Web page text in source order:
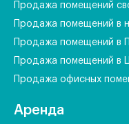
Продажа помещений
Продажа помещений в
Продажа помещений в
Продажа помещений в
Продажа офисных
Аренда